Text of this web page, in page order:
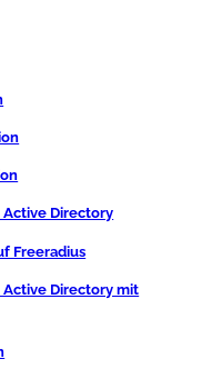
Active Directory
Freeradius
Active Directory mit